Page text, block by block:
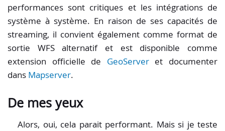
performances sont critiques et les intégrations de
système à système. En raison de ses capacités de
streaming, il convient également comme format de
sortie WFS alternatif et est disponible comme
extension officielle de GeoServeret documenter
dans Mapserver.
De mes yeux
Alors, oui, cela parait performant. Mais si je teste